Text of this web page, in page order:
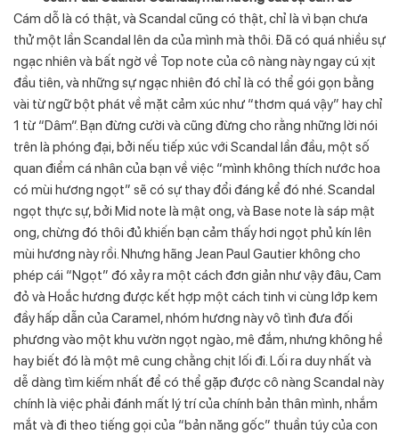
Cám dỗ là có thật, và Scandal cũng có thật, chỉ là vì bạn chưa
thử một lần Scandal lên da của mình mà thôi. Đã có quá nhiều sự
ngạc nhiên và bất ngờ về Top note của cô nàng này ngay cú xịt
đầu tiên, và những sự ngạc nhiên đó chỉ là có thể gói gọn bằng
vài từ ngữ bột phát về mặt cảm xúc như “thơm quá vậy” hay chỉ
1 từ “Dâm”. Bạn đừng cười và cũng đừng cho rằng những lời nói
trên là phóng đại, bởi nếu tiếp xúc với Scandal lần đầu, một số
quan điểm cá nhân của bạn về việc “mình không thích nước hoa
có mùi hương ngọt” sẽ có sự thay đổi đáng kể đó nhé. Scandal
ngọt thực sự, bởi Mid note là mật ong, và Base note là sáp mật
ong, chừng đó thôi đủ khiến bạn cảm thấy hơi ngọt phủ kín lên
mùi hương này rồi. Nhưng hãng Jean Paul Gautier không cho
phép cái “Ngọt” đó xảy ra một cách đơn giản như vậy đâu, Cam
đỏ và Hoắc hương được kết hợp một cách tinh vi cùng lớp kem
đầy hấp dẫn của Caramel, nhóm hương này vô tình đưa đối
phương vào một khu vườn ngọt ngào, mê đắm, nhưng không hề
hay biết đó là một mê cung chằng chịt lối đi. Lối ra duy nhất và
dễ dàng tìm kiếm nhất để có thể gặp được cô nàng Scandal này
chính là việc phải đánh mất lý trí của chính bản thân mình, nhắm
mắt và đi theo tiếng gọi của “bản năng gốc” thuần túy của con